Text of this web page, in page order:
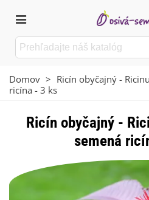
Domov > Ricín obyčajný -
ricína - 3 ks
Ricín obyčajný -
semená